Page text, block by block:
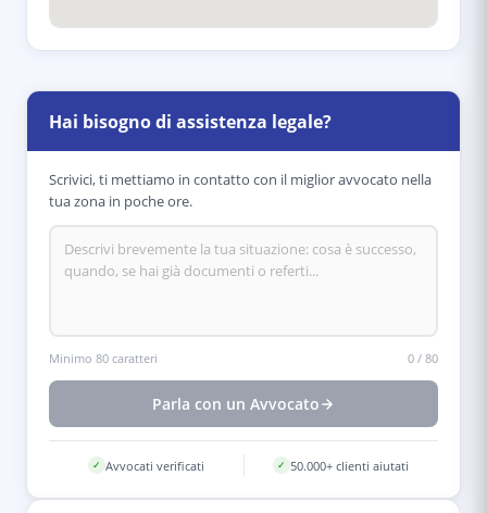
Hai bisogno di assistenza legale?
Scrivici, ti mettiamo in contatto con il miglior avvocato nella
tua zona in poche ore.
Minimo 80 caratteri 0 / 80
Parla con un Avvocato
✓ Avvocati verificati ✓ 50.000+ clienti aiutati